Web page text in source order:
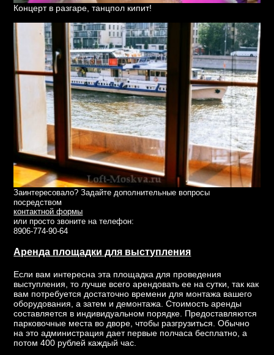
Концерт в разгаре, танцпол кипит!
Заинтересовало? Задайте дополнительные вопросы
посредством
контактной формы
или просто звоните на телефон:
8906-774-90-64
Аренда площадки для выступления
Если вам интересна эта площадка для проведения
выступления, то лучше всего арендовать ее на сутки, так как
вам потребуется достаточно времени для монтажа вашего
оборудования, а затем и демонтажа. Стоимость аренды
составляется в индивидуальном порядке. Предоставляются
парковочные места во дворе, чтобы разгрузиться. Обычно
на это администрация дает первые полчаса бесплатно, а
потом 400 рублей каждый час.